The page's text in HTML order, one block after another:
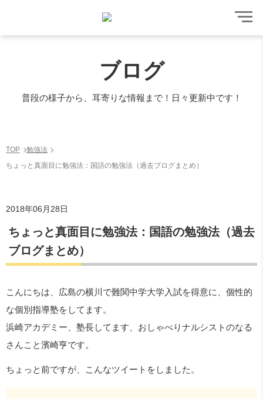
ブログ
普段の様子から、耳寄りな情報まで！日々更新中です！
TOP
勉強法
ちょっと真面目に勉強法：国語の勉強法（過去ブログまとめ）
2018年06月28日
ちょっと真面目に勉強法：国語の勉強法（過去
ブログまとめ）
こんにちは、広島の横川で難関中学大学入試を得意に、個性的
な個別指導塾をしてます。
浜崎アカデミー、塾長してます、おしゃべりナルシストのなる
さんこと濱崎亨です。
ちょっと前ですが、こんなツイートをしました。